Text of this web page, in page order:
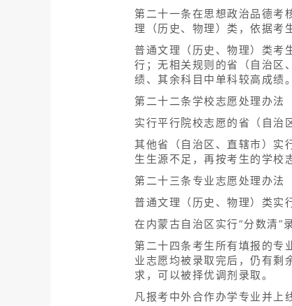
第二十一条在思想政治品德考
理（历史、物理）类，依据考
普通文理（历史、物理）类考
行；无相关规则的省（自治区
绩、其余科目中单科较高成绩
第二十二条学校志愿处理办法
实行平行院校志愿的省（自治
其他省（自治区、直辖市）实
生生源不足，再按考生的学校
第二十三条专业志愿处理办法
普通文理（历史、物理）类实
在内蒙古自治区实行“分数清”
第二十四条考生所有填报的专
业志愿均被录取完后，仍有剩
求，可以被择优调剂录取。
凡报考中外合作办学专业并上